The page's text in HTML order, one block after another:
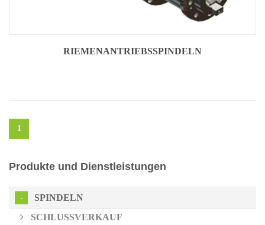
RIEMENANTRIEBSSPINDELN
1
Produkte und Dienstleistungen
SPINDELN
SCHLUSSVERKAUF